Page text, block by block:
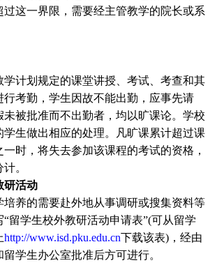
过这一界限，需要经主管教学的院长或系
学计划规定的课堂讲授、考试、考查和其
行考勤，学生因故不能出勤，应事先请
未被批准而不出勤者，均以旷课论。学校
学生做出相应的处理。凡旷课累计超过课
时，将失去参加该课程的考试的资格，
。
研活动
培养的需要赴外地从事调研或搜集资料等
留学生校外教研活动申请表”(可从留学
http://www.isd.pku.edu.cn下载该表) ，经由
学生办公室批准后方可进行。